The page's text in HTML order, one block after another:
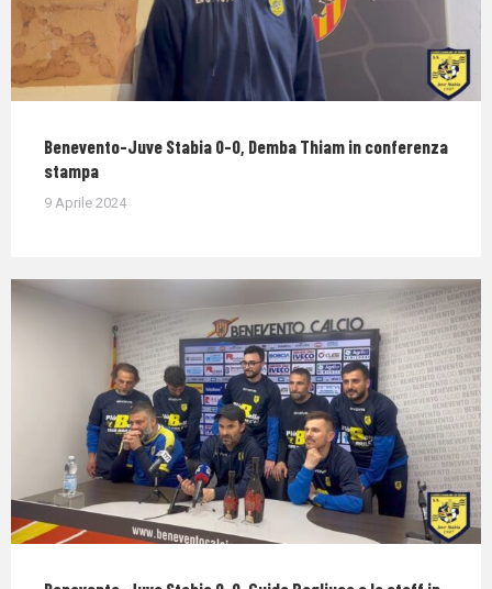
Benevento-Juve Stabia 0-0, Demba Thiam in conferenza
stampa
9 Aprile 2024